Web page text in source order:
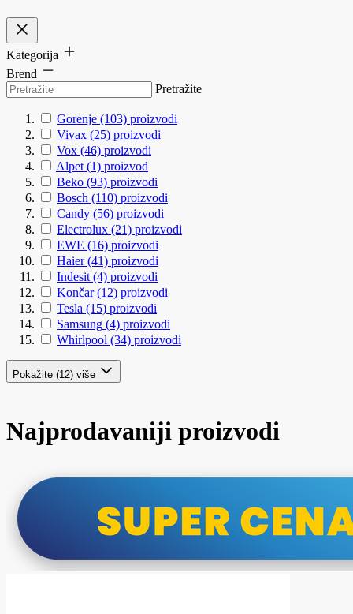
Kategorija
Brend
Pretražite
Gorenje (103) proizvodi
Vivax (25) proizvodi
Vox (46) proizvodi
Alpet (1) proizvod
Beko (93) proizvodi
Bosch (110) proizvodi
Candy (56) proizvodi
Electrolux (21) proizvodi
EWE (16) proizvodi
Haier (41) proizvodi
Indesit (4) proizvodi
Končar (12) proizvodi
Tesla (15) proizvodi
Samsung (4) proizvodi
Whirlpool (34) proizvodi
Pokažite (12) više
Najprodavaniji proizvodi